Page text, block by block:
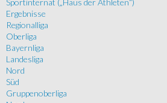
Sportinternat („Haus der Athleten“)
Ergebnisse
Regionalliga
Oberliga
Bayernliga
Landesliga
Nord
Süd
Gruppenoberliga